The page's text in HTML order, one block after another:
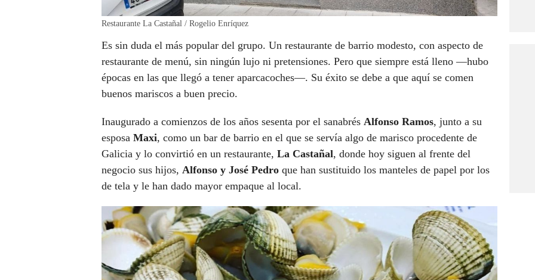
Restaurante La Castañal / Rogelio Enríquez
Es sin duda el más popular del grupo. Un restaurante de barrio modesto, con aspecto de
restaurante de menú, sin ningún lujo ni pretensiones. Pero que siempre está lleno —hubo
épocas en las que llegó a tener aparcacoches—. Su éxito se debe a que aquí se comen
buenos mariscos a buen precio.
Inaugurado a comienzos de los años sesenta por el sanabrés Alfonso Ramos, junto a su
esposa Maxi, como un bar de barrio en el que se servía algo de marisco procedente de
Galicia y lo convirtió en un restaurante, La Castañal, donde hoy siguen al frente del
negocio sus hijos, Alfonso y José Pedro que han sustituido los manteles de papel por los
de tela y le han dado mayor empaque al local.